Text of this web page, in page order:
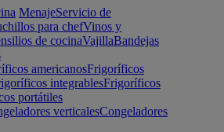
MenajeServicio de
para chefVinos y
de cocinaVajillaBandejas
americanosFrigoríficos
integrablesFrigoríficos
portátiles
verticalesCongeladores